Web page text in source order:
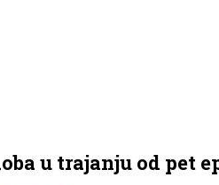
u trajanju od pet